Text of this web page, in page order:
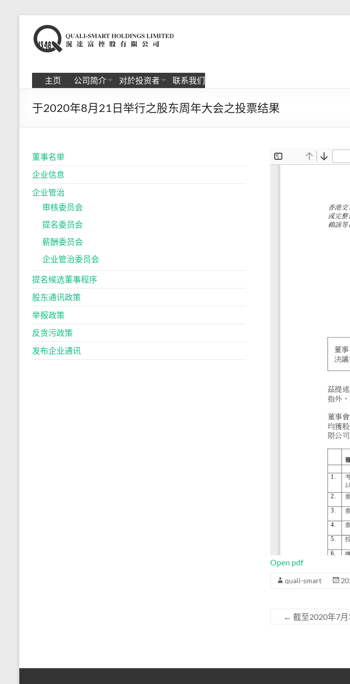
content
滉
达
富
控
股
限
公
司
主页
公司简介 对於投资者 联系我们
于2020年8月21日举行之股东周年大会之投票结果
Open pdf
quali-smart
← 截至2020年7
董事名单
企业信息
企业管治
审核委员会
提名委员会
薪酬委员会
企业管治委员会
提名候选董事程序
股东通讯政策
举报政策
反贪污政策
发布企业通讯